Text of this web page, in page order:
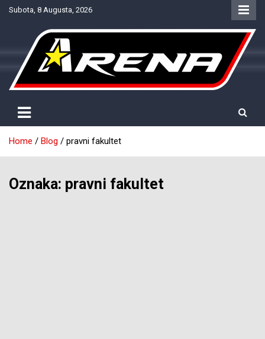
SkipSubota, 8 Augusta, 2026
NTV Arena
Home Blog pravni fakultet
Oznaka: pravni fakultet